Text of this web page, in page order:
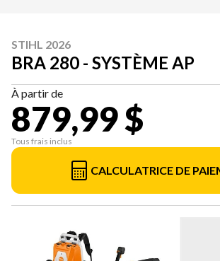
STIHL 2026
BRA 280 - SYSTÈME AP
À partir de
879,99 $
Tous frais inclus
CALCULATRICE DE